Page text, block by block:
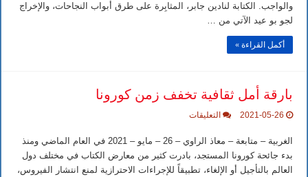
النهار
والواجب. الكتابة لنادين جابر، المثابِرة على طرق أبواب النجاحات، والإخراج
لجو بو عيد الآتي من …
أكمل القراءة »
بارقة أمل ثقافية تخفف زمن كورونا
2021-05-26 التعليقات
ثقافية
تخفف
زمن
كورونا
الغربية – متابعة – معاذ الراوي – 26 – مايو – 2021 في العام الماضي ومنذ
بدء جائحة كورونا المستجد، بادرت كثير من معارض الكتاب في مختلف دول
العالم بالتأجيل أو الإلغاء، تطبيقاً للإجراءات الاحترازية لمنع انتشار الفيروس،